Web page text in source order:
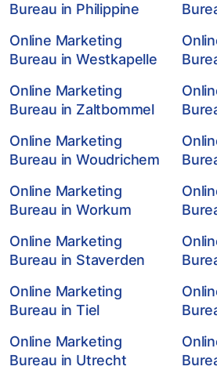
Bureau in Philippine
Online Marketing
Bureau in Westkapelle
Online Marketing
Bureau in Zaltbommel
Online Marketing
Bureau in Woudrichem
Online Marketing
Bureau in Workum
Online Marketing
Bureau in Staverden
Online Marketing
Bureau in Tiel
Online Marketing
Bureau in Utrecht